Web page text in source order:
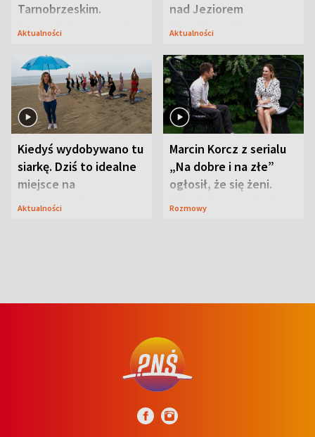
Tarnobrzeskim.
Przyrodnicy zwracają
Aktualności
nad Jeziorem
Tarnobrzeskim
Aktualności
Kiedyś wydobywano tu
siarkę. Dziś to idealne
miejsce na
wypoczynek
Aktualności
Marcin Korcz z serialu
„Na dobre i na złe”
ogłosił, że się żeni.
Zdradził, co zmienił
Rozmowy